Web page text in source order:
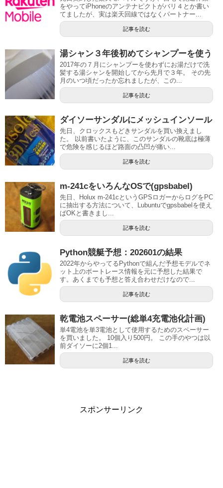
をやってiPhoneのアンテナピクトがバリ４とか書い
てましたが、実は楽天回線ではなくパートナー...
記事を読む
湯シャン３年後初めてシャンプーを使う
2017年の７月にシャンプーを使わずにお湯だけで洗
髪する湯シャンを開始してから先月で３年。 その先
月のいつ頃だったか忘れましたが、この...
記事を読む
ダイソーサンダルにメッシュインソール
先日、クロックスもどきサンダルを買い換えまし
た。 以前書いたように、このサンダルの靴底は極薄
で危険を感じるほど路面の凸凹が痛い...
記事を読む
m-241cをいろんなOSで(gpsbabel)
先日、Holux m-241cというGPSロガーからログをPC
に抽出する方法について、Lubuntuでgpsbabelを使え
ばOKと書きまし...
記事を読む
Python競艇予想：202601の結果
2022年からやってるPythonで組んだ予想モデルでネ
ット上のボートレース情報を元に予想した結果で
す。あくまでも予想と答え合わせだけなので...
記事を読む
乾電池スペーサー(総単4充電池化計画)
単4電池を単3電池として使用するためのスペーサー
を買いました。 10個入り500円。 この手のやつは以
前ダイソーに2個1...
記事を読む
スポンサーリンク